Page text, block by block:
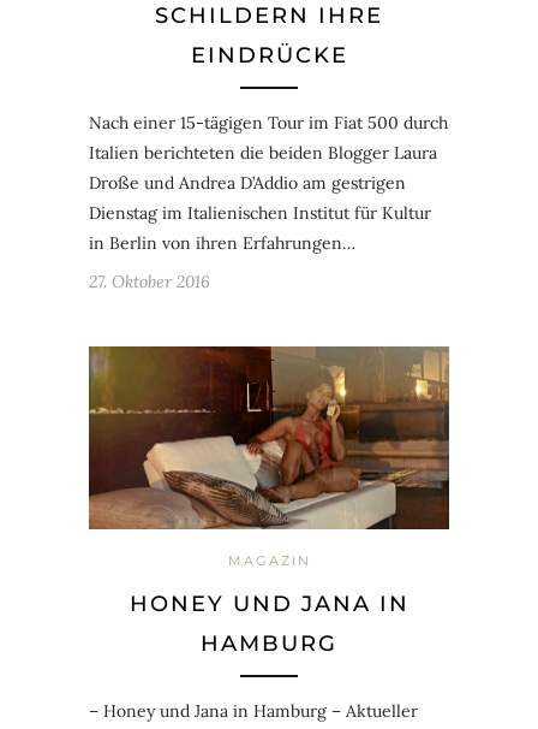
SCHILDERN IHRE
EINDRÜCKE
Nach einer 15-tägigen Tour im Fiat 500 durch
Italien berichteten die beiden Blogger Laura
Droße und Andrea D’Addio am gestrigen
Dienstag im Italienischen Institut für Kultur
in Berlin von ihren Erfahrungen…
27. Oktober 2016
MAGAZIN
HONEY UND JANA IN
HAMBURG
– Honey und Jana in Hamburg – Aktueller